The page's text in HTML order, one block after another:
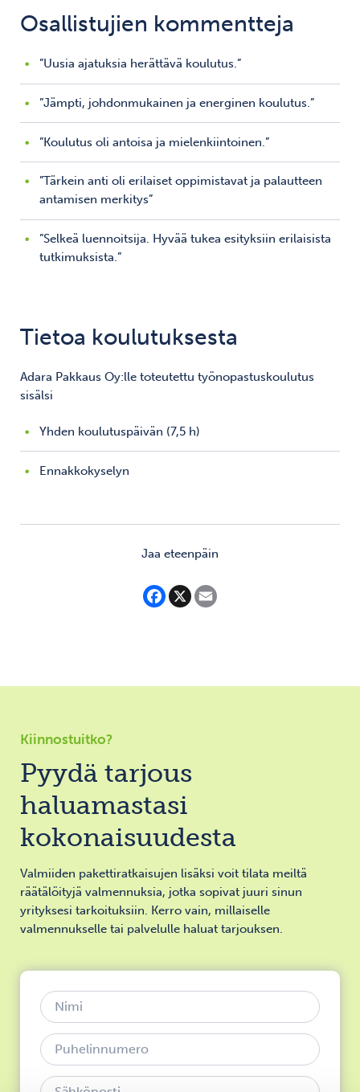
Osallistujien kommentteja
”Uusia ajatuksia herättävä koulutus.”
”Jämpti, johdonmukainen ja energinen koulutus.”
”Koulutus oli antoisa ja mielenkiintoinen.”
”Tärkein anti oli erilaiset oppimistavat ja palautteen
antamisen merkitys”
”Selkeä luennoitsija. Hyvää tukea esityksiin erilaisista
tutkimuksista.”
Tietoa koulutuksesta
Adara Pakkaus Oy:lle toteutettu työnopastuskoulutus
sisälsi
Yhden koulutuspäivän (7,5 h)
Ennakkokyselyn
Jaa eteenpäin
F
a
X
Kiinnostuitko?
Pyydä tarjous
haluamastasi
kokonaisuudesta
Valmiiden pakettiratkaisujen lisäksi voit tilata meiltä
räätälöityjä valmennuksia, jotka sopivat juuri sinun
yrityksesi tarkoituksiin. Kerro vain, millaiselle
valmennukselle tai palvelulle haluat tarjouksen.